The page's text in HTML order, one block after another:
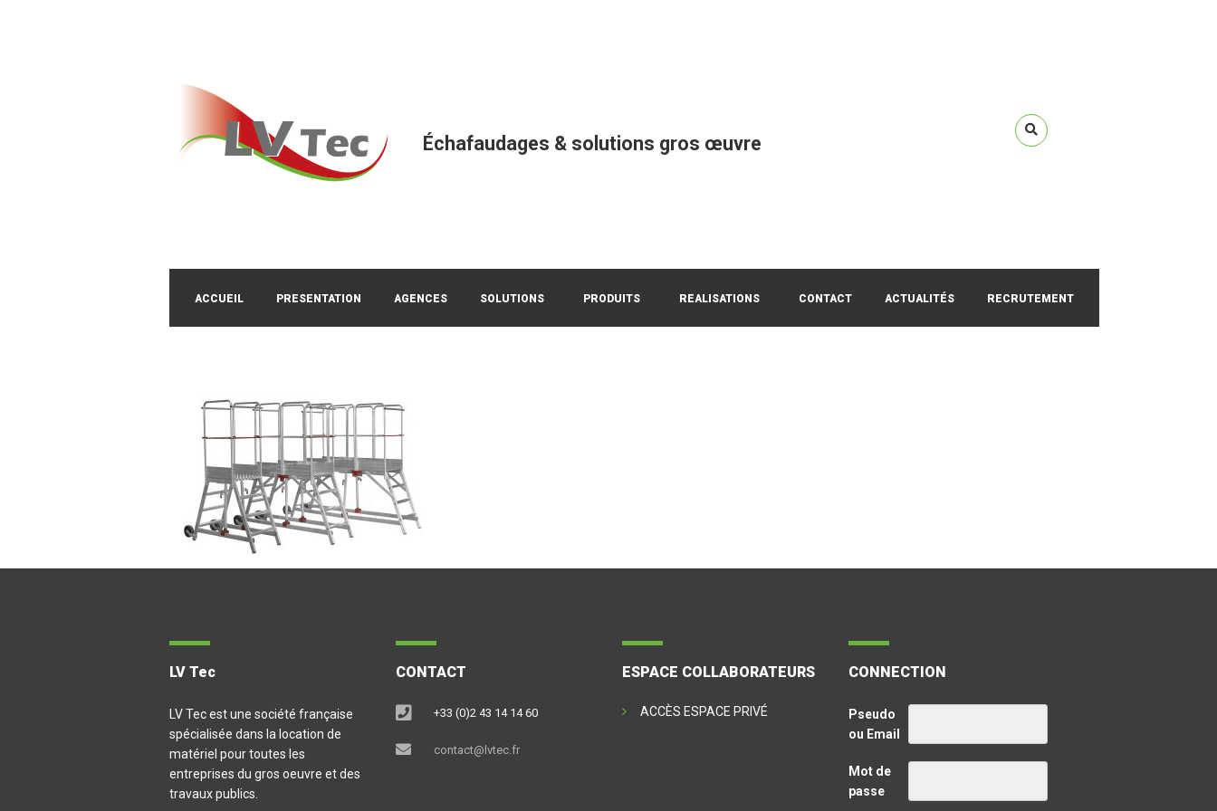
Échafaudages & solutions gros œuvre
ACCUEIL PRESENTATION AGENCES SOLUTIONS PRODUITS REALISATIONS CONTACT ACTUALITÉS RECRUTEMENT
LV Tec
LV Tec est une société française
spécialisée dans la location de
matériel pour toutes les
entreprises du gros oeuvre et des
travaux publics.
CONTACT
+33 (0)2 43 14 14 60
contact@lvtec.fr
ESPACE COLLABORATEURS
ACCÈS ESPACE PRIVÉ
CONNECTION
Pseudo
ou Email
Mot de
passe